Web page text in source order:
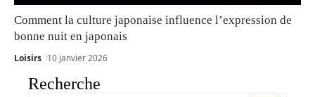
Comment la culture japonaise influence l’expression de
bonne nuit en japonais
Loisirs 10 janvier 2026
Recherche